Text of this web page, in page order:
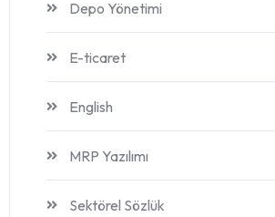
Depo Yönetimi
E-ticaret
English
MRP Yazılımı
Sektörel Sözlük